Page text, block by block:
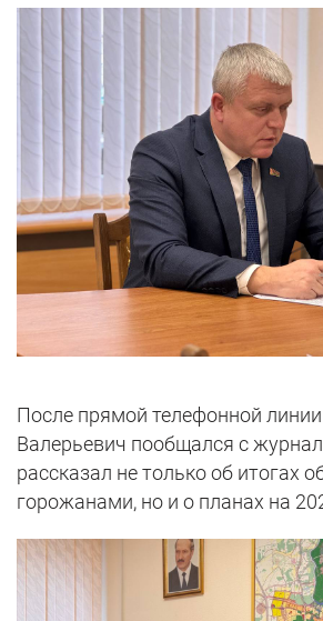
После прямой телефонной
Валерьевич пообщался с
рассказал не только об итогах
горожанами, но и о планах на